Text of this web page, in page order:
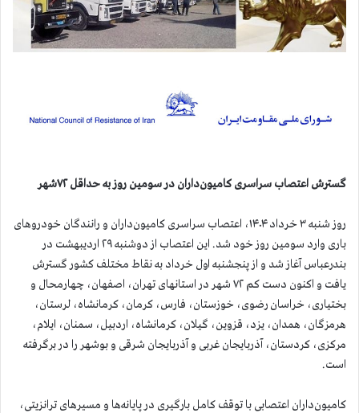
گسترش اعتصاب سراسری کامیون‌داران در سومین روز به حداقل ۷۲شهر
روز شنبه ۳ خرداد ۱۴۰۴، اعتصاب سراسری کامیون‌داران و رانندگان خودروهای
باری وارد سومین روز خود شد. این اعتصاب از دوشنبه ۲۹ اردیبهشت در
بندرعباس آغاز شد و از پنجشنبه اول خرداد به نقاط مختلف کشور گسترش
یافت
و اکنون دست کم ۷۲ شهر در استانهای تهران، اصفهان، چهارمحال و
بختیاری، خراسان رضوی، خوزستان، فارس، کرمان، کرمانشاه، لرستان،
هرمزگان، همدان، یزد، قزوین، گیلان، کرمانشاه، اردبیل، سمنان، ایلام،
مرکزی، کردستان، آذربایجان غربی و آذربایجان شرقی و بوشهر را در برگرفته
است.
کامیون‌داران اعتصابی با توقف کامل بارگیری در پایانه‌ها و مسیرهای ترانزیتی،